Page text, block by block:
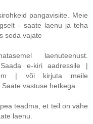
pangavisiite. Meie
- saate laenu ja teha
seda vajate
laenuteenust.
e-kiri aadressile |
| või kirjuta meile
vastuse hetkega.
teadma, et teil on vähe
laenu.